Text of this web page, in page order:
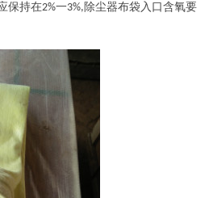
保持在2%一3%, 除尘器布袋入口含氧要